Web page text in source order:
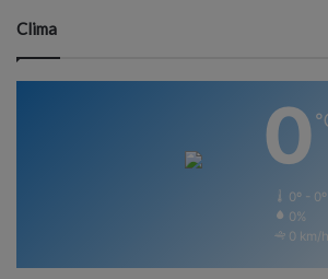
Clima
0
0º -
0%
0 km/h